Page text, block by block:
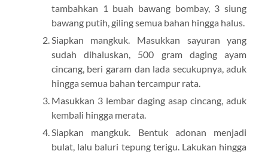
tambahkan 1 buah bawang bombay, 3 siung
bawang putih, giling semua bahan hingga halus.
Siapkan mangkuk. Masukkan sayuran yang
sudah dihaluskan, 500 gram daging ayam
cincang, beri garam dan lada secukupnya, aduk
hingga semua bahan tercampur rata.
Masukkan 3 lembar daging asap cincang, aduk
kembali hingga merata.
Siapkan mangkuk. Bentuk adonan menjadi
bulat, lalu baluri tepung terigu. Lakukan hingga